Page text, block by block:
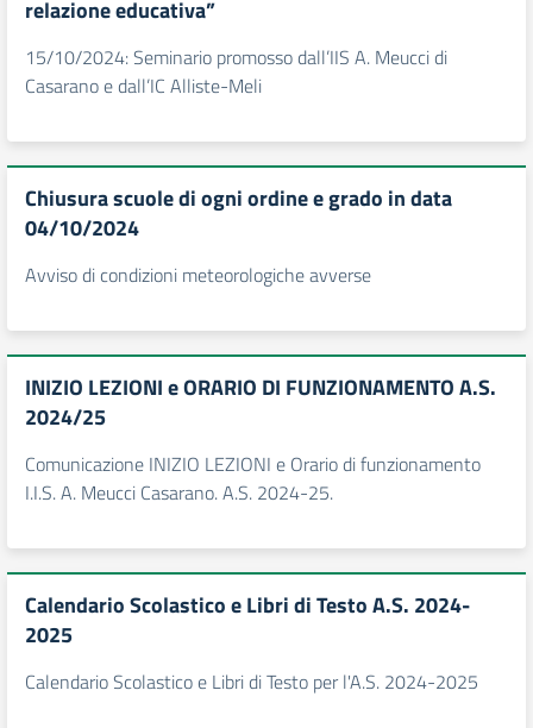
relazione educativa”
15/10/2024: Seminario promosso dall’IIS A. Meucci di
Casarano e dall’IC Alliste-Meli
Chiusura scuole di ogni ordine e grado in data
04/10/2024
Avviso di condizioni meteorologiche avverse
INIZIO LEZIONI e ORARIO DI FUNZIONAMENTO A.S.
2024/25
Comunicazione INIZIO LEZIONI e Orario di funzionamento
I.I.S. A. Meucci Casarano. A.S. 2024-25.
Calendario Scolastico e Libri di Testo A.S. 2024-
2025
Calendario Scolastico e Libri di Testo per l'A.S. 2024-2025